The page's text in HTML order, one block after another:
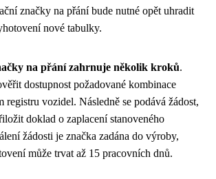
značky na přání bude nutné opět uhradit
nové tabulky.
na přání zahrnuje několik kroků.
dostupnost požadované kombinace
registru vozidel. Následně se podává žádost,
doklad o zaplacení stanoveného
žádosti je značka zadána do výroby,
může trvat až 15 pracovních dnů.